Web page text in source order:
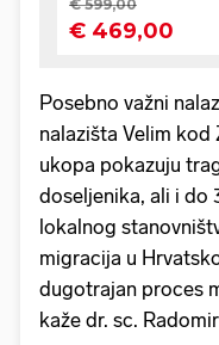
Posebno važni
nalazišta Velim kod
ukopa pokazuju
doseljenika, ali i do
lokalnog
migracija u
dugotrajan proces
kaže dr. sc.